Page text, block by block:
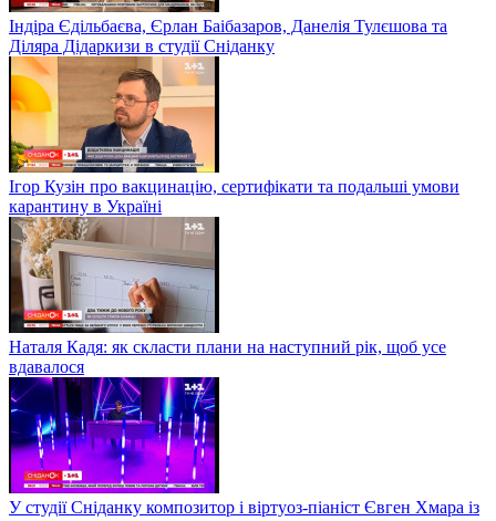
Індіра Єдільбаєва, Єрлан Баібазаров, Данелія Тулєшова та
Діляра Дідаркизи в студії Сніданку
Ігор Кузін про вакцинацію, сертифікати та подальші умови
карантину в Україні
Наталя Кадя: як скласти плани на наступний рік, щоб усе
вдавалося
У студії Сніданку композитор і віртуоз-піаніст Євген Хмара із